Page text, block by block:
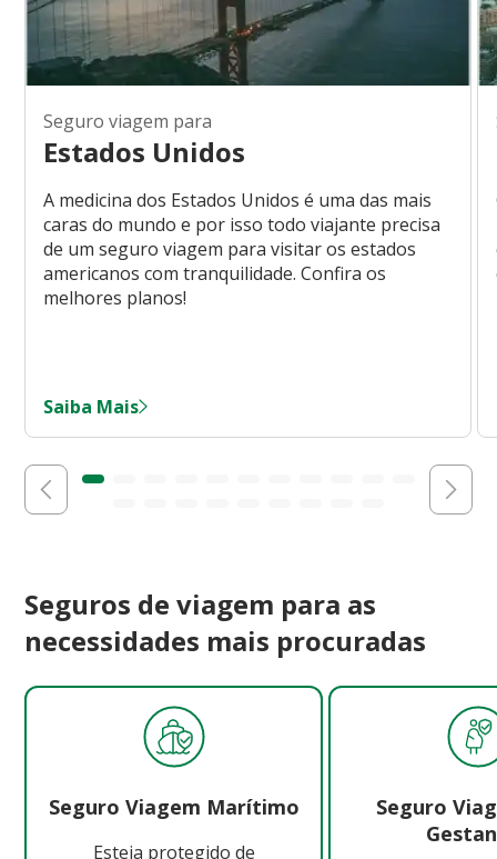
Seguro viagem para
Estados Unidos
A medicina dos Estados Unidos é uma das mais
caras do mundo e por isso todo viajante precisa
de um seguro viagem para visitar os estados
americanos com tranquilidade. Confira os
melhores planos!
Saiba Mais
Seguros de viagem para as
necessidades mais procuradas
Seguro Viagem Marítimo
Esteja protegido de
Seguro